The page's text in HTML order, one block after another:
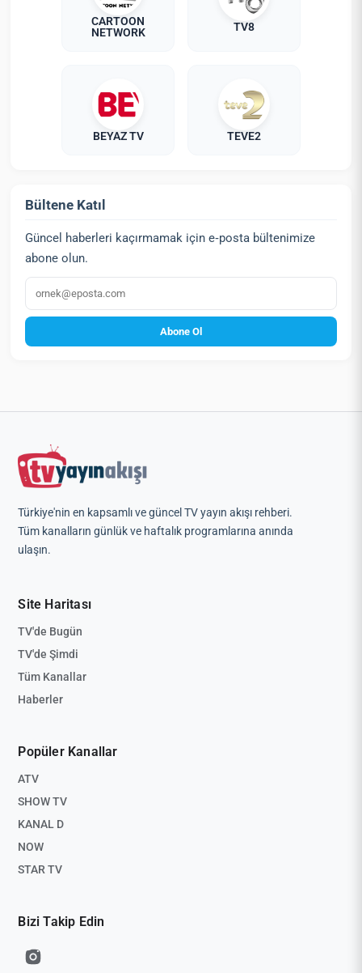
CARTOON
NETWORK
TV8
BEYAZ TV TEVE2
Bültene Katıl
Güncel haberleri kaçırmamak için e‑posta bültenimize
abone olun.
E‑posta
Abone Ol
Türkiye'nin en kapsamlı ve güncel TV yayın akışı rehberi.
Tüm kanalların günlük ve haftalık programlarına anında
ulaşın.
Site Haritası
TV'de Bugün
TV'de Şimdi
Tüm Kanallar
Haberler
Popüler Kanallar
ATV
SHOW TV
KANAL D
NOW
STAR TV
Bizi Takip Edin